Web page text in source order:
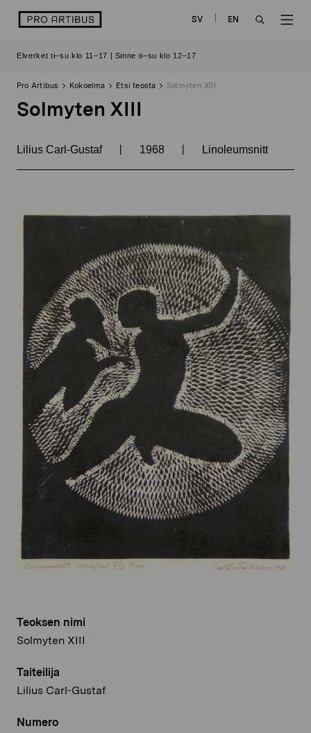
sisältöön
logo SV
EN
Elverket ti–su klo 11–17 | Sinne ti–su klo 12–17
Pro Artibus Kokoelma Etsi teosta Solmyten XIII
Solmyten XIII
Lilius Carl-Gustaf | 1968 | Linoleumsnitt
Teoksen nimi
Solmyten XIII
Taiteilija
Lilius Carl-Gustaf
Numero